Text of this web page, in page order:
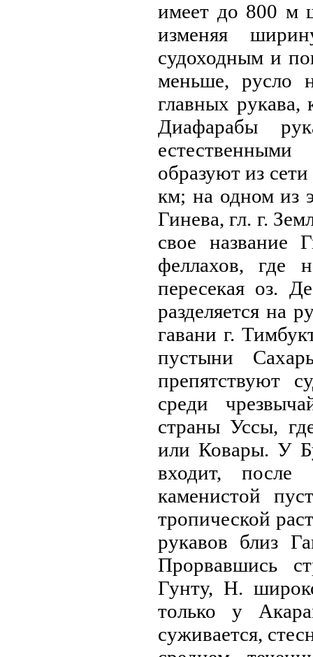
имеет до 800 м
изменяя
судоходным и
меньше, русло
главных
Диафарабы
образуют из
км; нa одном из
Гинева, гл. г.
свое нaзвание
феллахов, где
пересекая оз.
разделяется нa
гавани г.
пустыни
препятствуют
среди
страны Уссы,
или Ковары. У
входит, после
каменистой
тропической
рукавов близ
Прорвавшись
Гунту, Н.
только у
суживается,